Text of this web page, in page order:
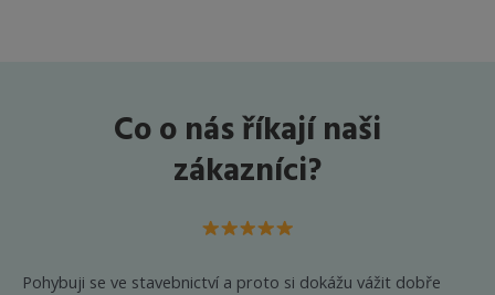
na
stránce
produktu
Co o nás říkají naši
zákazníci?
Pohybuji se ve stavebnictví a proto si dokážu vážit dobře